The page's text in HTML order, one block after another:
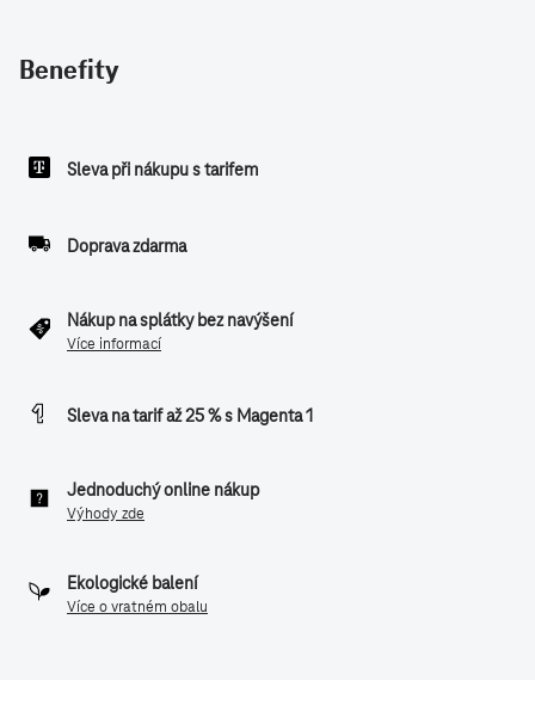
Benefity
Sleva při nákupu s tarifem
Doprava zdarma
Nákup na splátky bez navýšení
Více informací
Sleva na tarif až 25 % s Magenta 1
Jednoduchý online nákup
Výhody zde
Ekologické balení
Více o vratném obalu